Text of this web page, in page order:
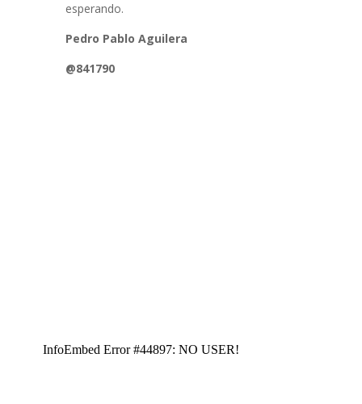
esperando.
Pedro Pablo Aguilera
@841790